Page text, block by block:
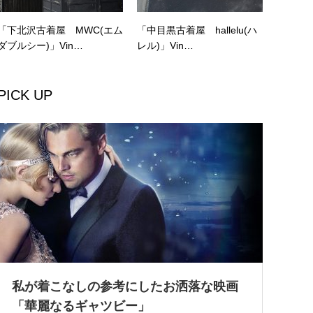
下北沢古着屋 MWC(エム
ブルシー)」Vin…
「中目黒古着屋 hallelu(ハ
レル)」Vin…
UP
私が着こなしの参考にしたお洒落な映画
「華麗なるギャツビー」